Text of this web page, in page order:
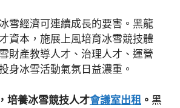
雪經濟可連續成長的要害。黑龍
資本，施展上風培育冰雪競技體
財產教導人才、治理人才、運營
身冰雪活動氣氛日益濃重。
培養冰雪競技人才會議室出租 。 黑